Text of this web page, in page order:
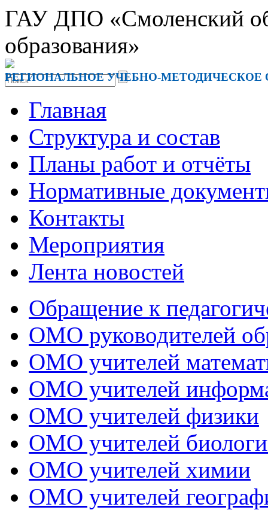
ГАУ ДПО «Смоленский
образования»
РЕГИОНАЛЬНОЕ УЧЕБНО-МЕТОДИЧЕСКОЕ
Главная
Структура и состав
Планы работ и отчёты
Нормативные
Контакты
Мероприятия
Лента новостей
Обращение к
ОМО руководителей
ОМО учителей
ОМО учителей
ОМО учителей физики
ОМО учителей
ОМО учителей химии
ОМО учителей